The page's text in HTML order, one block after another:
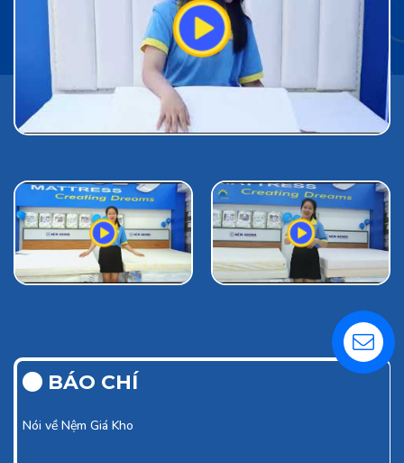
BÁO CHÍ
Nói về Nệm Giá Kho